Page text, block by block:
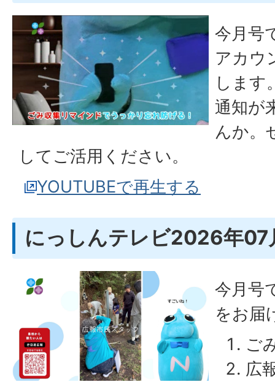
今月号
アカウ
します
通知が
んか。
してご活用ください。
YOUTUBEで再生する
にっしんテレビ2026年07
今月号
をお届
ご
広